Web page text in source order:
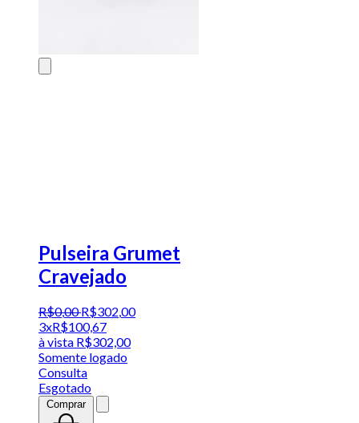
Pulseira Grumet
Cravejado
R$0,00 R$302,00
3xR$100,67
à vista R$302,00
Somente logado
Consulta
Esgotado
Comprar